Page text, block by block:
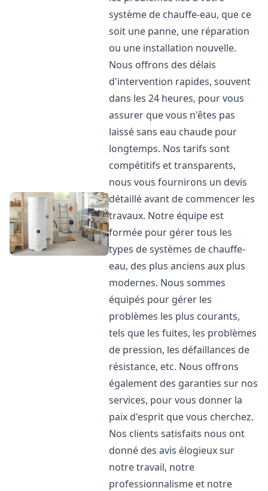
système de chauffe-eau, que ce
soit une panne, une réparation
ou une installation nouvelle.
Nous offrons des délais
d'intervention rapides, souvent
dans les 24 heures, pour vous
assurer que vous n'êtes pas
laissé sans eau chaude pour
longtemps. Nos tarifs sont
compétitifs et transparents,
nous vous fournirons un devis
détaillé avant de commencer les
travaux. Notre équipe est
formée pour gérer tous les
types de systèmes de chauffe-
eau, des plus anciens aux plus
modernes. Nous sommes
équipés pour gérer les
problèmes les plus courants,
tels que les fuites, les problèmes
de pression, les défaillances de
résistance, etc. Nous offrons
également des garanties sur nos
services, pour vous donner la
paix d'esprit que vous cherchez.
Nos clients satisfaits nous ont
donné des avis élogieux sur
notre travail, notre
professionnalisme et notre